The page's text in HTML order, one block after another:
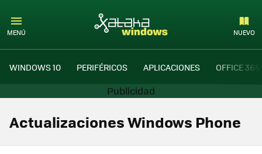
MENÚ NUEVO
WINDOWS 10 PERIFÉRICOS APLICACIONES OFFICE 365
Actualizaciones Windows Phone